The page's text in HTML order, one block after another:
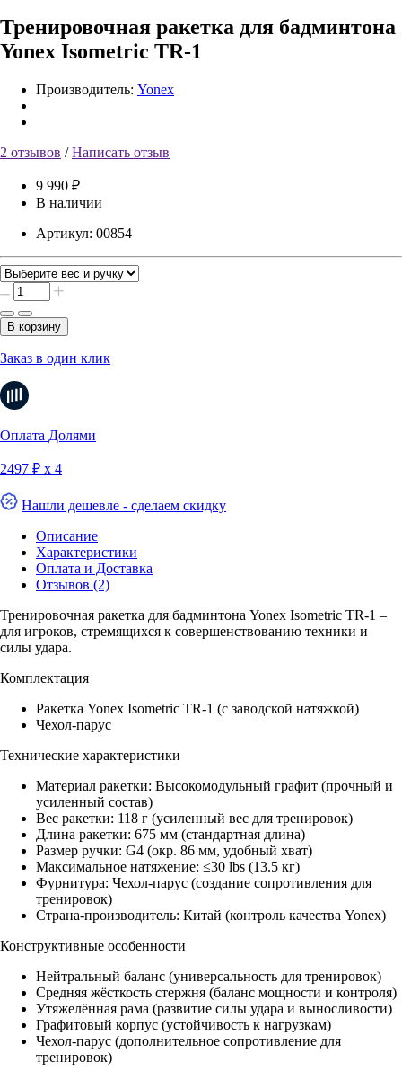
Тренировочная ракетка для бадминтона
Yonex Isometric TR-1
Производитель: Yonex
2 отзывов /Написать отзыв
9 990 ₽
В наличии
Артикул: 00854
В корзину
Заказ в один клик
Оплата Долями
2497 ₽ х 4
Нашли дешевле - сделаем скидку
Описание
Характеристики
Оплата и Доставка
Отзывов (2)
Тренировочная ракетка для бадминтона Yonex Isometric TR-1 –
для игроков, стремящихся к совершенствованию техники и
силы удара.
Комплектация
Ракетка Yonex Isometric TR-1 (с заводской натяжкой)
Чехол-парус
Технические характеристики
Материал ракетки: Высокомодульный графит (прочный и
усиленный состав)
Вес ракетки: 118 г (усиленный вес для тренировок)
Длина ракетки: 675 мм (стандартная длина)
Размер ручки: G4 (окр. 86 мм, удобный хват)
Максимальное натяжение: ≤30 lbs (13.5 кг)
Фурнитура: Чехол-парус (создание сопротивления для
тренировок)
Страна-производитель: Китай (контроль качества Yonex)
Конструктивные особенности
Нейтральный баланс (универсальность для тренировок)
Средняя жёсткость стержня (баланс мощности и контроля)
Утяжелённая рама (развитие силы удара и выносливости)
Графитовый корпус (устойчивость к нагрузкам)
Чехол-парус (дополнительное сопротивление для
тренировок)